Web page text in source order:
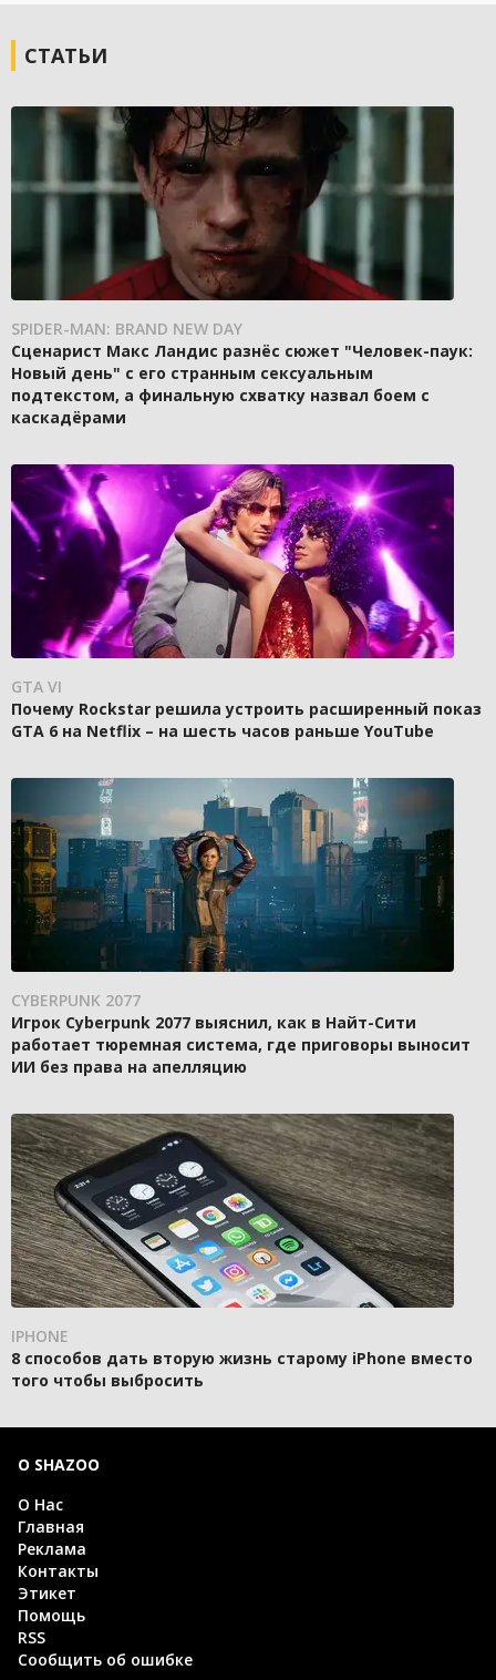
СТАТЬИ
SPIDER-MAN: BRAND NEW DAY
Сценарист Макс Ландис разнёс сюжет "Человек-паук:
Новый день" с его странным сексуальным
подтекстом, а финальную схватку назвал боем с
каскадёрами
GTA VI
Почему Rockstar решила устроить расширенный показ
GTA 6 на Netflix – на шесть часов раньше YouTube
CYBERPUNK 2077
Игрок Cyberpunk 2077 выяснил, как в Найт-Сити
работает тюремная система, где приговоры выносит
ИИ без права на апелляцию
IPHONE
8 способов дать вторую жизнь старому iPhone вместо
того чтобы выбросить
О SHAZOO
О Нас
Главная
Реклама
Контакты
Этикет
Помощь
RSS
Сообщить об ошибке